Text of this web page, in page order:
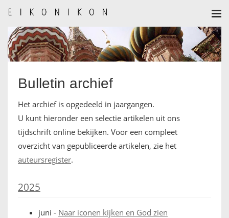
HOME
AANMELDEN
BULLETIN
BULLETIN ARCHIEF
AUTEURSREGLEMENT
AUTEURSREGISTER
ALGEMEEN
IKOON GESCHIEDENIS
Bulletin archief
Het archief is opgedeeld in jaargangen.
U kunt hieronder een selectie artikelen uit ons
tijdschrift online bekijken. Voor een compleet
overzicht van gepubliceerde artikelen, zie het
auteursregister.
2025
juni - Naar iconen kijken en God zien